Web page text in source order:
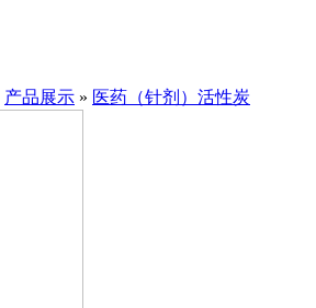
产品展示 » 医药（针剂）活性炭